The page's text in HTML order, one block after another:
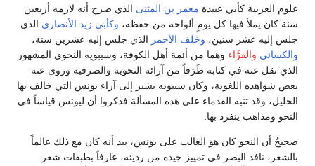
علوم العربية كأبي عبيدة معمر بن المثنى الذي صرح أنه لازمه أربعين
سنة كان يملأ فيها كل يومٍ ألواحه من حفظه، وكأبي زيد الأنصاري الذي
جلس إليه عشر سنين، وخلف الأحمر الذي جلس إليه عشرين سنة،
والكسائي والفرَّاء وهما من أئمة أهل الكوفة، وسيبويه النحوي المشهور
الذي نقل عنه في كتابه طَرَفاً من آرائه النحوية والصرفية وروى عنه
بعض شواهده اللغوية، وكان سيبويه يشير إلى آراء يونس التي خالف بها
الخليل، وقد تنبه القدماء على هذه المسألة فذكروا أن ليونس قياساً في
النحو ومذاهب ينفرد بها.
صحيحٌ أن النحو كان هو الغالب على يونس، بيد أنه كان مع ذلك عالماً
بالشعر، نافذ البصر في تمييز جيده من رديئه، عارفاً بطبقات شعر